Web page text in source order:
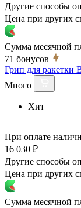
Другие способы
Цена при других
Сумма месячной
71 бонусов
Грип для ракетки
Много
Хит
При оплате
16 030 ₽
Другие способы
Цена при других
Сумма месячной